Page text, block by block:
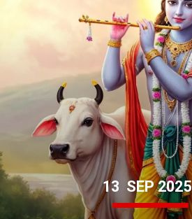
13 SEP 2025